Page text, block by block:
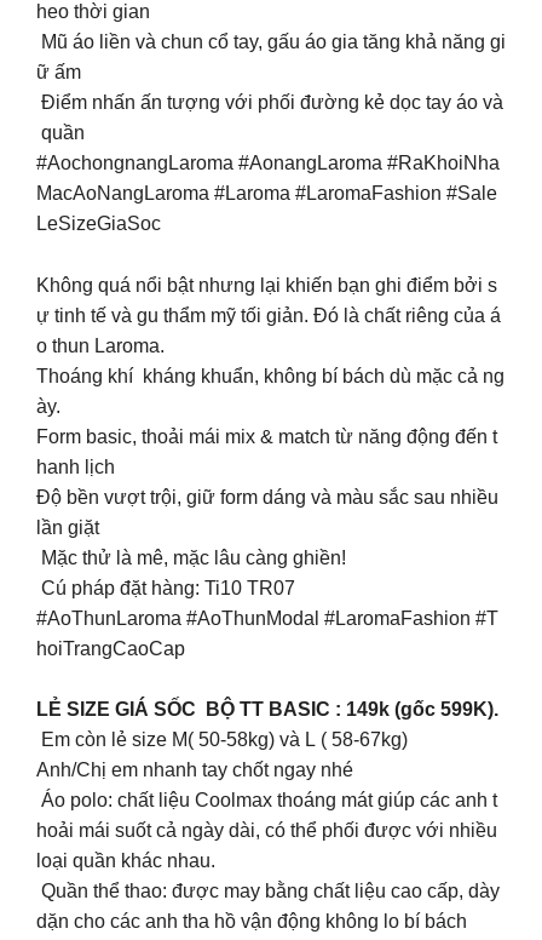
heo thời gian
Mũ áo liền và chun cổ tay, gấu áo gia tăng khả năng gi
ữ ấm
Điểm nhấn ấn tượng với phối đường kẻ dọc tay áo và
quần
#AochongnangLaroma #AonangLaroma #RaKhoiNha
MacAoNangLaroma #Laroma #LaromaFashion #Sale
LeSizeGiaSoc
Không quá nổi bật nhưng lại khiến bạn ghi điểm bởi s
ự tinh tế và gu thẩm mỹ tối giản. Đó là chất riêng của á
o thun Laroma.
Thoáng khí kháng khuẩn, không bí bách dù mặc cả ng
ày.
Form basic, thoải mái mix & match từ năng động đến t
hanh lịch
Độ bền vượt trội, giữ form dáng và màu sắc sau nhiều
lần giặt
Mặc thử là mê, mặc lâu càng ghiền!
Cú pháp đặt hàng: Ti10 TR07
#AoThunLaroma #AoThunModal #LaromaFashion #T
hoiTrangCaoCap
LẺ SIZE GIÁ SỐC BỘ TT BASIC : 149k (gốc 599K).
Em còn lẻ size M( 50-58kg) và L ( 58-67kg)
Anh/Chị em nhanh tay chốt ngay nhé
Áo polo: chất liệu Coolmax thoáng mát giúp các anh t
hoải mái suốt cả ngày dài, có thể phối được với nhiều
loại quần khác nhau.
Quần thể thao: được may bằng chất liệu cao cấp, dày
dặn cho các anh tha hồ vận động không lo bí bách